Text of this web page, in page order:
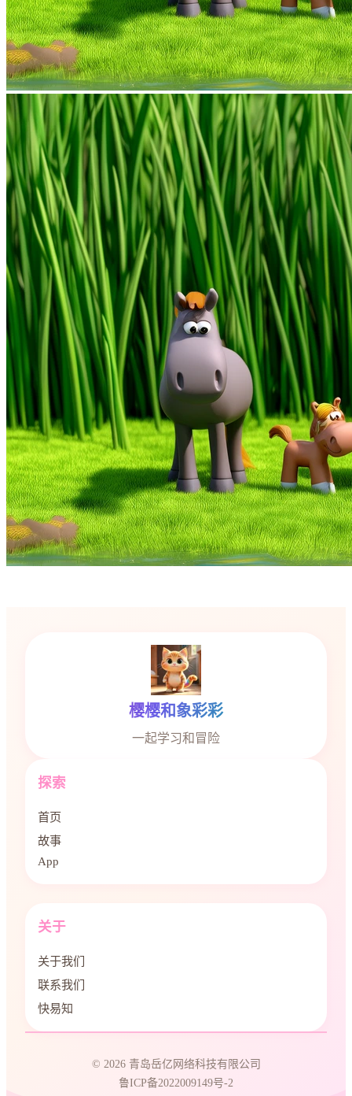
樱樱和象彩彩
一起学习和冒险
探索
首页
故事
App
关于
关于我们
联系我们
快易知
© 2026 青岛岳亿网络科技有限公司
鲁ICP备2022009149号-2